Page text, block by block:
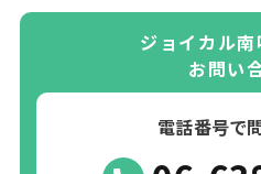
ジョイカル
お問い
電話番号で